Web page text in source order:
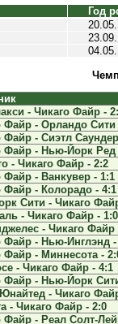
Год
- Чикаго Файр -
Файр - Орландо Сити
Файр - Сиэтл
Файр - Нью-Йорк Ред
- Чикаго Файр - 2:2
Файр - Ванкувер - 1:1
Файр - Колорадо - 4:1
Сити - Чикаго
- Чикаго Файр - 1:0
- Чикаго Файр
Файр - Нью-Инглэнд -
Файр - Миннесота -
- Чикаго Файр - 4:1
Файр - Нью-Йорк
- Чикаго
- Чикаго Файр - 2:0
Файр - Реал Солт-